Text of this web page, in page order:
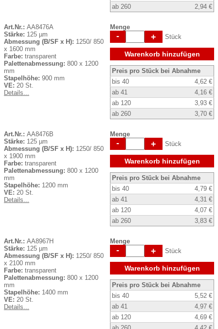
ab 260
2,94 €
Art.Nr.: AA8476A
Stärke: 125 µm
Abmessung (B/SF x H): 1250/ 850
x 1600 mm
Farbe: transparent
Palettenabmessung: 800 x 1200
mm
Stapelhöhe: 900 mm
VE: 20 St.
Details...
Menge
- + Stück
Warenkorb hinzufügen
Preis pro Stück bei Abnahme
bis 40
4,62 €
ab 41
4,16 €
ab 120
3,93 €
ab 260
3,70 €
Art.Nr.: AA8476B
Stärke: 125 µm
Abmessung (B/SF x H): 1250/ 850
x 1900 mm
Farbe: transparent
Palettenabmessung: 800 x 1200
mm
Stapelhöhe: 1200 mm
VE: 20 St.
Details...
Menge
- + Stück
Warenkorb hinzufügen
Preis pro Stück bei Abnahme
bis 40
4,79 €
ab 41
4,31 €
ab 120
4,07 €
ab 260
3,83 €
Art.Nr.: AA8967H
Stärke: 125 µm
Abmessung (B/SF x H): 1250/ 850
x 2100 mm
Farbe: transparent
Palettenabmessung: 800 x 1200
mm
Stapelhöhe: 1400 mm
VE: 20 St.
Details...
Menge
- + Stück
Warenkorb hinzufügen
Preis pro Stück bei Abnahme
bis 40
5,52 €
ab 41
4,97 €
ab 120
4,69 €